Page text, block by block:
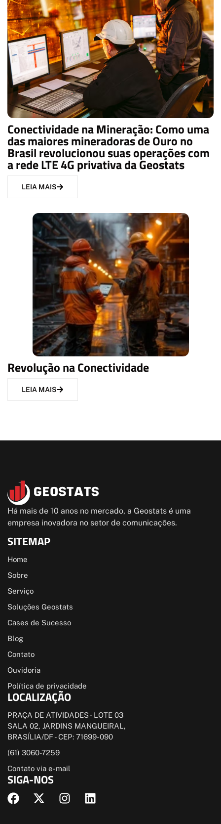
Conectividade na Mineração: Como uma
das maiores mineradoras de Ouro no
Brasil revolucionou suas operações com
a rede LTE 4G privativa da Geostats
LEIA MAIS
Revolução na Conectividade
LEIA MAIS
Há mais de 10 anos no mercado, a Geostats é uma
empresa inovadora no setor de comunicações.
SITEMAP
Home
Sobre
Serviço
Soluções Geostats
Cases de Sucesso
Blog
Contato
Ouvidoria
Política de privacidade
LOCALIZAÇÃO
PRAÇA DE ATIVIDADES - LOTE 03
SALA 02, JARDINS MANGUEIRAL,
BRASÍLIA/DF - CEP: 71699-090
(61) 3060-7259
Contato via e-mail
SIGA-NOS